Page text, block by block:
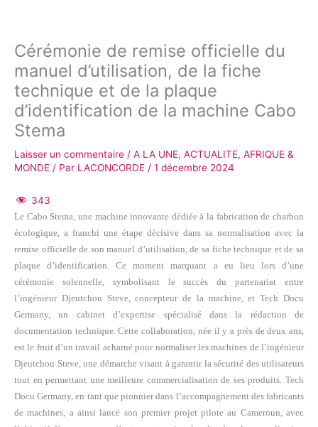
Cérémonie de remise officielle du
manuel d’utilisation, de la fiche
technique et de la plaque
d’identification de la machine Cabo
Stema
Laisser un commentaire / A LA UNE, ACTUALITE, AFRIQUE &
MONDE / Par LACONCORDE / 1 décembre 2024
343
Le Cabo Stema, une machine innovante dédiée à la fabrication de charbon
écologique, a franchi une étape décisive dans sa normalisation avec la
remise officielle de son manuel d’utilisation, de sa fiche technique et de sa
plaque d’identification. Ce moment marquant a eu lieu lors d’une
cérémonie solennelle, symbolisant le succès du partenariat entre
l’ingénieur Djeutchou Steve, concepteur de la machine, et Tech Docu
Germany, un cabinet d’expertise spécialisé dans la rédaction de
documentation technique. Cette collaboration, née il y a près de deux ans,
est le fruit d’un travail acharné pour normaliser les machines de l’ingénieur
Djeutchou Steve, une démarche visant à garantir la sécurité des utilisateurs
tout en permettant une meilleure commercialisation de ses produits. Tech
Docu Germany, en tant que pionnier dans l’accompagnement des fabricants
de machines, a ainsi lancé son premier projet pilote au Cameroun, avec